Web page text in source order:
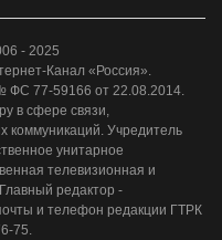
- 2025
Канал «Россия».
ФС 77-59166 от 22.08.2014.
в сфере связи,
коммуникаций. Учредитель
унитарное
телевизионная и
редактор -
и телефон редакции ГТРК
75.